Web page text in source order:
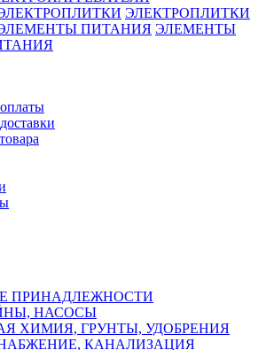
ЭЛЕКТРОПЛИТКИ
ЭЛЕМЕНТЫ
ПРИНАДЛЕЖНОСТИ
НАСОСЫ
ХИМИЯ, ГРУНТЫ, УДОБРЕНИЯ
КАНАЛИЗАЦИЯ